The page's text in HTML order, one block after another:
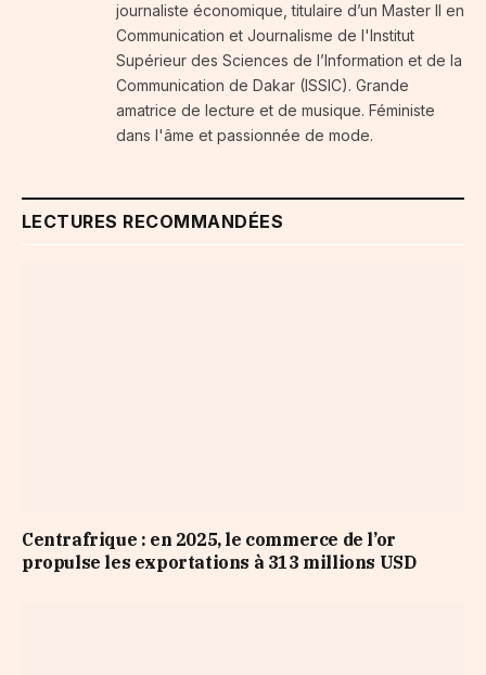
journaliste économique, titulaire d’un Master II en
Communication et Journalisme de l'Institut
Supérieur des Sciences de l’Information et de la
Communication de Dakar (ISSIC). Grande
amatrice de lecture et de musique. Féministe
dans l'âme et passionnée de mode.
LECTURES RECOMMANDÉES
Centrafrique : en 2025, le commerce de l’or
propulse les exportations à 313 millions USD